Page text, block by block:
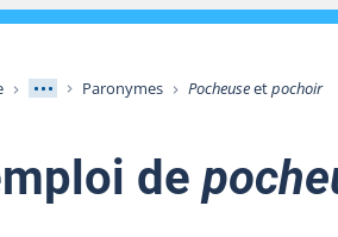
Afficher les niveaux
Paronymes Pocheuseetpochoir
de